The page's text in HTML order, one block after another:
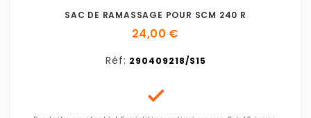
SAC DE RAMASSAGE POUR SCM 240 R
24,00 €
Réf: 290409218/S15
